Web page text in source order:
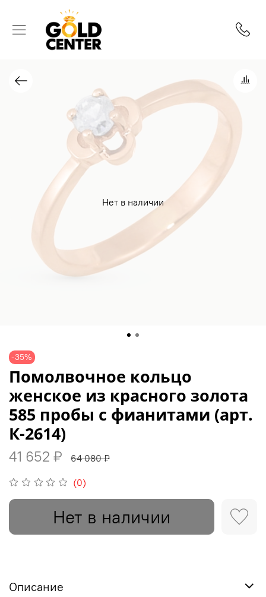
Нет в наличии
-35%
(0)
Помолвочное кольцо
женское из красного золота
585 пробы с фианитами (арт.
К-2614)
41 652 ₽ 64 080 ₽
Нет в наличии
Описание